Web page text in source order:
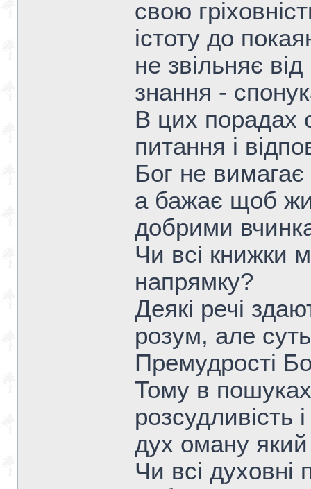
свою
істоту до
не звільняє
знання -
В цих порадах
питання і
Бог не вимагає
а бажає щоб
добрими
Чи всі книжки
напрямку?
Деякі речі
розум, але
Премудрості
Тому в
розсудливість
дух оману
Чи всі